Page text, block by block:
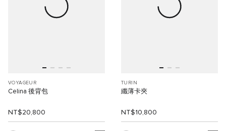
VOYAGEUR
Celina 後背包
NT$20,800
TURIN
纖薄卡夾
NT$10,800